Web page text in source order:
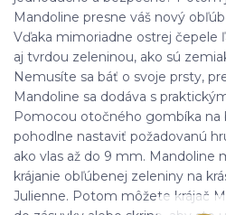
Mandoline presne váš nový
Vďaka mimoriadne ostrej čepele
aj tvrdou zeleninou, ako sú
Nemusíte sa báť o svoje prsty,
Mandoline sa dodáva s
Pomocou otočného gombíka na
pohodlne nastaviť požadovanú
ako vlas až do 9 mm. Mandoline
krájanie obľúbenej zeleniny na
Julienne. Potom môžete krájač